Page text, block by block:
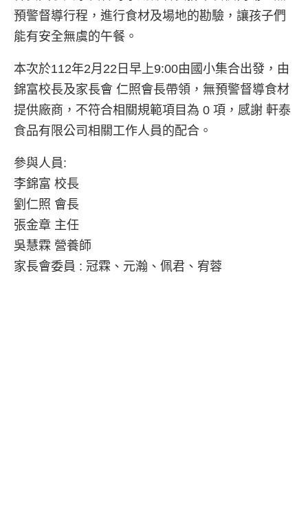
預警督導行程，進行食材及場地的勘驗，讓孩子們
能有安全無虞的午餐。
本次於112年2月22日早上9:00由國小集合出發，由
錦富校長及家長會 仁照會長帶領，無預警督導食材
提供廠商，不符合相關規範項目為 0 項，感謝 軒泰
食品有限公司相關工作人員的配合。
參與人員:
李錦富 校長
劉仁照 會長
張金章 主任
吳慧霖 營養師
家長會委員 : 冠霖、元瀚、佩君、宥蓉